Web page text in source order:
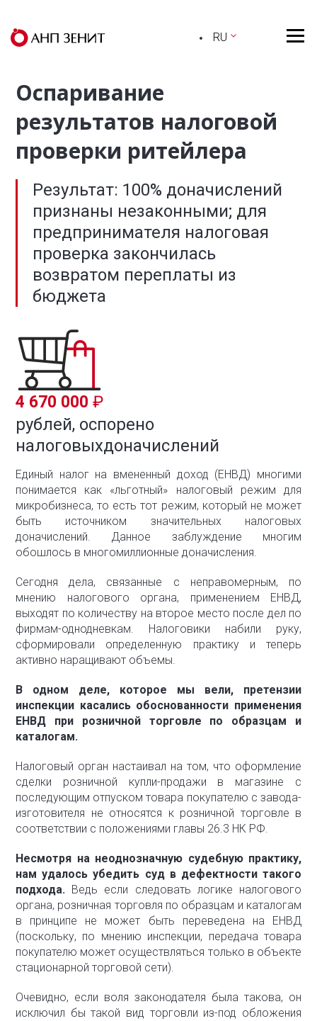
RU
Оспаривание
результатов налоговой
проверки ритейлера
Результат: 100% доначислений
признаны незаконными; для
предпринимателя налоговая
проверка закончилась
возвратом переплаты из
бюджета
4 670 000
рублей, оспорено
налоговыхдоначислений
Единый налог на вмененный доход (ЕНВД) многими
понимается как «льготный» налоговый режим для
микробизнеса, то есть тот режим, который не может
быть источником значительных налоговых
доначислений. Данное заблуждение многим
обошлось в многомиллионные доначисления.
Сегодня дела, связанные с неправомерным, по
мнению налогового органа, применением ЕНВД,
выходят по количеству на второе место после дел по
фирмам-однодневкам. Налоговики набили руку,
сформировали определенную практику и теперь
активно наращивают объемы.
В одном деле, которое мы вели, претензии
инспекции касались обоснованности применения
ЕНВД при розничной торговле по образцам и
каталогам.
Налоговый орган настаивал на том, что оформление
сделки розничной купли-продажи в магазине с
последующим отпуском товара покупателю с завода-
изготовителя не относятся к розничной торговле в
соответствии с положениями главы 26.3 НК РФ.
Несмотря на неоднозначную судебную практику,
нам удалось убедить суд в дефектности такого
подхода. Ведь если следовать логике налогового
органа, розничная торговля по образцам и каталогам
в принципе не может быть переведена на ЕНВД
(поскольку, по мнению инспекции, передача товара
покупателю может осуществляться только в объекте
стационарной торговой сети).
Очевидно, если воля законодателя была такова, он
исключил бы такой вид торговли из-под обложения